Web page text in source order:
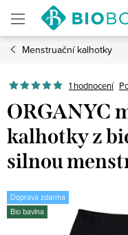
obsah
Menstruační kalhotky
1 hodnocení
ORGANYC
kalhotky z
silnou
Doprava zdarma
Bio bavlna